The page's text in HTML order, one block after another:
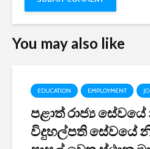
You may also like
EDUCATION EMPLOYMENT
පළාත් රාජ්‍ය සේවයේ
විදුහල්පති සේවයේ